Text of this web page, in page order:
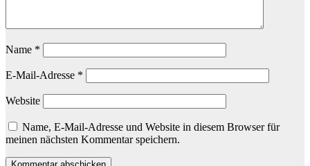
Name *
E-Mail-Adresse *
Website
Name, E-Mail-Adresse und Website in diesem Browser für
meinen nächsten Kommentar speichern.